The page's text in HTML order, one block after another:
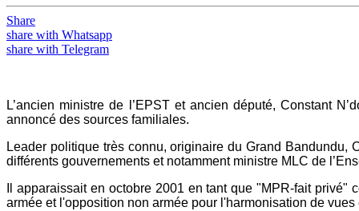
Share
share with Whatsapp
share with Telegram
L’ancien ministre de l’EPST et ancien député, Constant
annoncé des sources familiales.
Leader politique très connu, originaire du Grand
différents gouvernements et notamment ministre MLC de
Il apparaissait en octobre 2001 en tant que "MPR-fait privé"
armée et l'opposition non armée pour l'harmonisation de